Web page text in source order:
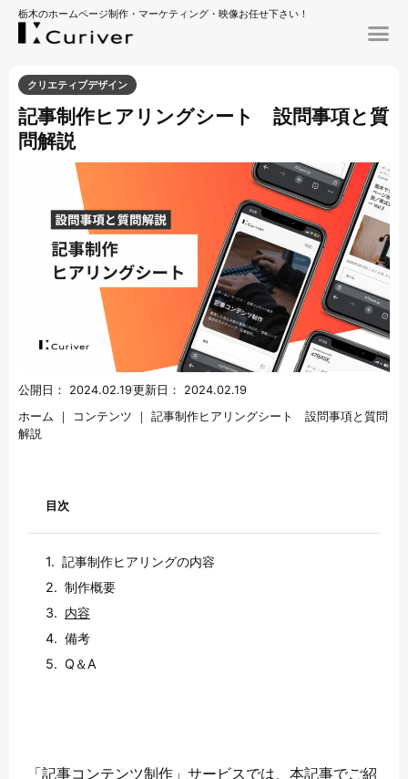
栃木のホームページ制作・マーケティング・映像お任せ下さい！
クリエティブデザイン
記事制作ヒアリングシート 設問事項と質
問解説
公開日： 2024.02.19更新日：
2024.02.19
ホーム
｜ コンテンツ ｜
記事制作ヒアリングシート 設問事項と質問
解説
目次
記事制作ヒアリングの内容
制作概要
内容
備考
Q＆A
「記事コンテンツ制作 」サービスでは、本記事でご紹